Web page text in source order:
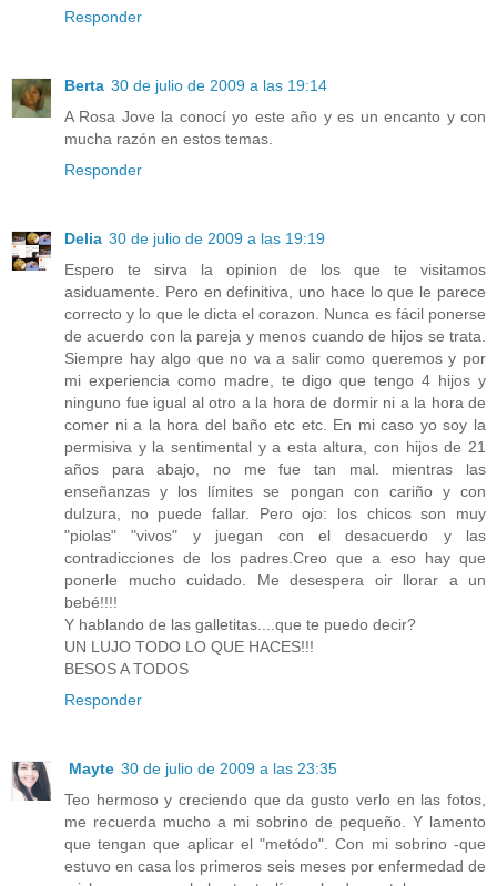
Responder
Berta 30 de julio de 2009 a las 19:14
A Rosa Jove la conocí yo este año y es un encanto y con
mucha razón en estos temas.
Responder
Delia 30 de julio de 2009 a las 19:19
Espero te sirva la opinion de los que te visitamos
asiduamente. Pero en definitiva, uno hace lo que le parece
correcto y lo que le dicta el corazon. Nunca es fácil ponerse
de acuerdo con la pareja y menos cuando de hijos se trata.
Siempre hay algo que no va a salir como queremos y por
mi experiencia como madre, te digo que tengo 4 hijos y
ninguno fue igual al otro a la hora de dormir ni a la hora de
comer ni a la hora del baño etc etc. En mi caso yo soy la
permisiva y la sentimental y a esta altura, con hijos de 21
años para abajo, no me fue tan mal. mientras las
enseñanzas y los límites se pongan con cariño y con
dulzura, no puede fallar. Pero ojo: los chicos son muy
"piolas" "vivos" y juegan con el desacuerdo y las
contradicciones de los padres.Creo que a eso hay que
ponerle mucho cuidado. Me desespera oir llorar a un
bebé!!!!
Y hablando de las galletitas....que te puedo decir?
UN LUJO TODO LO QUE HACES!!!
BESOS A TODOS
Responder
Mayte 30 de julio de 2009 a las 23:35
Teo hermoso y creciendo que da gusto verlo en las fotos,
me recuerda mucho a mi sobrino de pequeño. Y lamento
que tengan que aplicar el "metódo". Con mi sobrino -que
estuvo en casa los primeros seis meses por enfermedad de